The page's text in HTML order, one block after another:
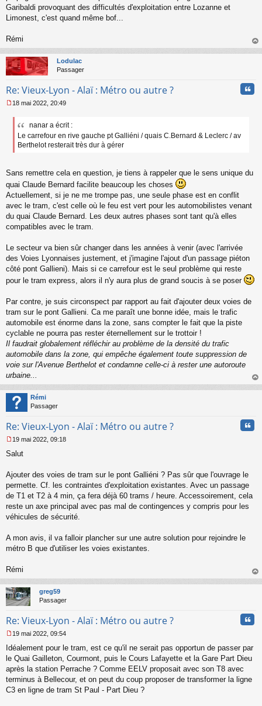
Garibaldi provoquant des difficultés d'exploitation entre Lozanne et
Limonest, c'est quand même bof...
Rémi
au
Lodulac
Passager
Re: Vieux-Lyon - Alaï : Métro ou autre ?
e
g
n
n
l
u
18 mai 2022, 20:49
nanar a écrit :
Le carrefour en rive gauche pt Galliéni / quais C.Bernard & Leclerc / av
Berthelot resterait très dur à gérer
Sans remettre cela en question, je tiens à rappeler que le sens unique du
quai Claude Bernard facilite beaucoup les choses
Actuellement, si je ne me trompe pas, une seule phase est en conflit
avec le tram, c'est celle où le feu est vert pour les automobilistes venant
du quai Claude Bernard. Les deux autres phases sont tant qu'à elles
compatibles avec le tram.
Le secteur va bien sûr changer dans les années à venir (avec l'arrivée
des Voies Lyonnaises justement, et j'imagine l'ajout d'un passage piéton
côté pont Gallieni). Mais si ce carrefour est le seul problème qui reste
pour le tram express, alors il n'y aura plus de grand soucis à se poser
Par contre, je suis circonspect par rapport au fait d'ajouter deux voies de
tram sur le pont Gallieni. Ca me paraît une bonne idée, mais le trafic
automobile est énorme dans la zone, sans compter le fait que la piste
cyclable ne pourra pas rester éternellement sur le trottoir !
Il faudrait globalement réfléchir au problème de la densité du trafic
automobile dans la zone, qui empêche également toute suppression de
voie sur l'Avenue Berthelot et condamne celle-ci à rester une autoroute
urbaine...
au
Rémi
Passager
Re: Vieux-Lyon - Alaï : Métro ou autre ?
e
s
g
e
n
o
u
19 mai 2022, 09:18
Salut
Ajouter des voies de tram sur le pont Galliéni ? Pas sûr que l'ouvrage le
permette. Cf. les contraintes d'exploitation existantes. Avec un passage
de T1 et T2 à 4 min, ça fera déjà 60 trams / heure. Accessoirement, cela
reste un axe principal avec pas mal de contingences y compris pour les
véhicules de sécurité.
A mon avis, il va falloir plancher sur une autre solution pour rejoindre le
métro B que d'utiliser les voies existantes.
Rémi
au
greg59
Passager
Re: Vieux-Lyon - Alaï : Métro ou autre ?
e
s
s
g
e
19 mai 2022, 09:54
Idéalement pour le tram, est ce qu'il ne serait pas opportun de passer par
le Quai Gailleton, Courmont, puis le Cours Lafayette et la Gare Part Dieu
après la station Perrache ? Comme EELV proposait avec son T8 avec
terminus à Bellecour, et on peut du coup proposer de transformer la ligne
C3 en ligne de tram St Paul - Part Dieu ?